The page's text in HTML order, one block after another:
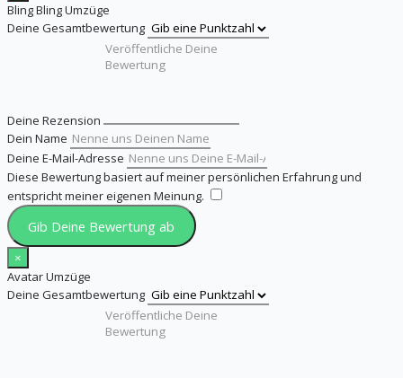
Bling Bling Umzüge
Deine Gesamtbewertung
Deine Rezension
Dein Name
Deine E-Mail-Adresse
Diese Bewertung basiert auf meiner persönlichen Erfahrung und
entspricht meiner eigenen Meinung.
Gib Deine Bewertung ab
×
Avatar Umzüge
Deine Gesamtbewertung